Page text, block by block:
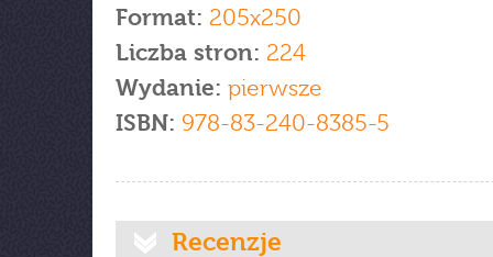
Format: 205x250
Liczba stron: 224
Wydanie: pierwsze
ISBN: 978-83-240-8385-5
Recenzje